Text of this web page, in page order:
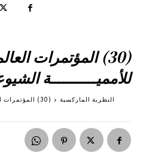
(30) المؤتمرات
للأمميـــــــــــة
النظرية الماركسية
(30) المؤتمرات